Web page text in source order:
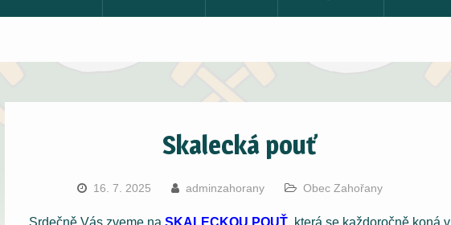
Skalecká pouť
16. 7. 2025 adminzahorany Obec Zahořany
Srdečně Vás zveme na SKALECKOU POUŤ, která se každoročně koná v